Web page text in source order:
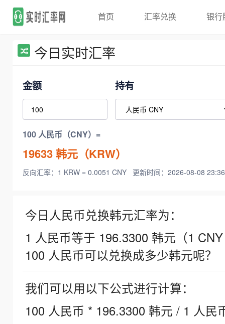
首页 汇率兑换 银行
今日实时汇率
金额 持有
100 人民币（CNY）=
19633韩元（KRW）
反向汇率：1 KRW = 0.0051 CNY 更新时间：2026-08-08
今日人民币兑换韩元汇率为：
1 人民币等于 196.3300 韩元（1
100 人民币可以兑换成多少韩元呢？
我们可以用以下公式进行计算：
100 人民币 * 196.3300 韩元 / 1 人民